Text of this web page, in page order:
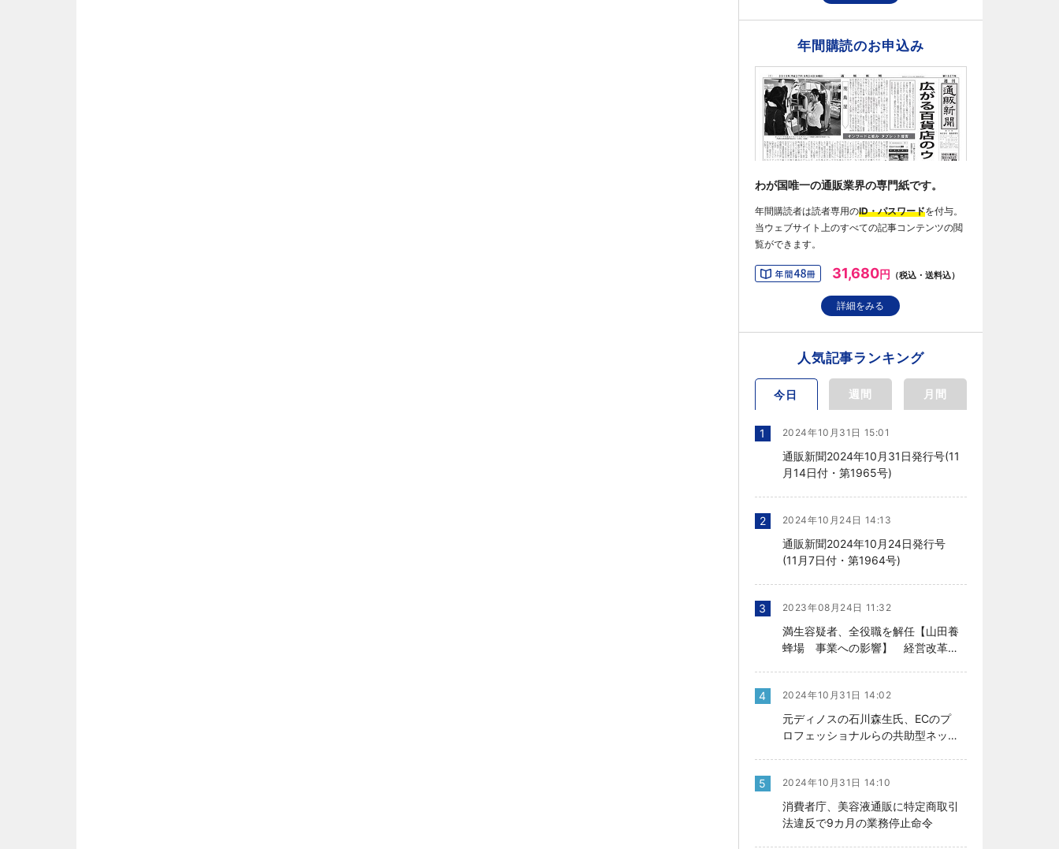
年間購読のお申込み
わが国唯一の通販業界の専門紙です。
年間購読者は読者専用のID・パスワードを付与。
当ウェブサイト上のすべての記事コンテンツの閲
覧ができます。
31,680円 （税込・送料込）
詳細をみる
人気記事ランキング
今日 週間 月間
1 2024年10月31日 15:01
通販新聞2024年10月31日発行号(11
月14日付・第1965号)
2 2024年10月24日 14:13
通販新聞2024年10月24日発行号
(11月7日付・第1964号)
3 2023年08月24日 11:32
満生容疑者、全役職を解任【山田養
蜂場 事業への影響】 経営改革の
4 2024年10月31日 14:02
元ディノスの石川森生氏、ECのプ
ロフェッショナルらの共助型ネット
5 2024年10月31日 14:10
消費者庁、美容液通販に特定商取引
法違反で9カ月の業務停止命令